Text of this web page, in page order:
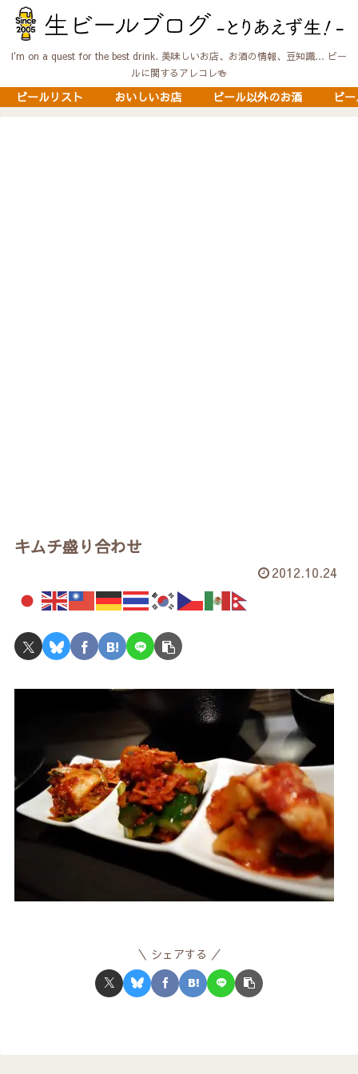
I'm on a quest for the best drink. 美味しいお店、お酒の情報、豆知識… ビー
ルに関するアレコレ🍻
ビールリスト おいしいお店 ビール以外のお酒 ビ
キムチ盛り合わせ
2012.10.24
シェアする